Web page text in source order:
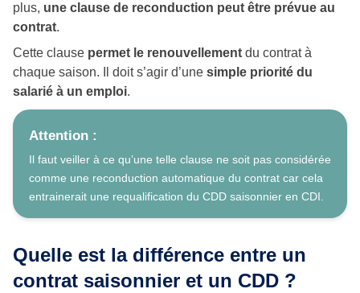
plus, une clause de reconduction peut être prévue au
contrat.
Cette clause permet le renouvellement du contrat à
chaque saison. Il doit s’agir d’une simple priorité du
salarié à un emploi.
Attention :
Il faut veiller à ce qu’une telle clause ne soit pas considérée
comme une reconduction automatique du contrat car cela
entrainerait une requalification du CDD saisonnier en CDI.
Quelle est la différence entre un
contrat saisonnier et un CDD ?